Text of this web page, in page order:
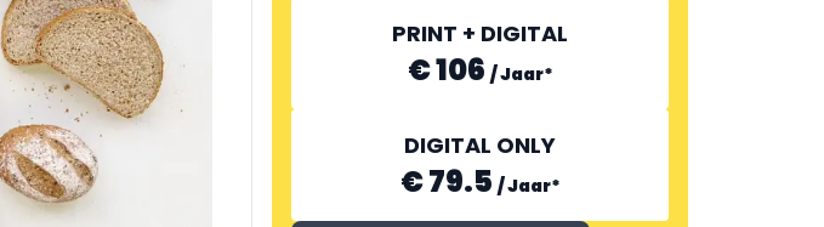
PRINT + DIGITAL
€ 106 /Jaar*
DIGITAL ONLY
€ 79.5 /Jaar*